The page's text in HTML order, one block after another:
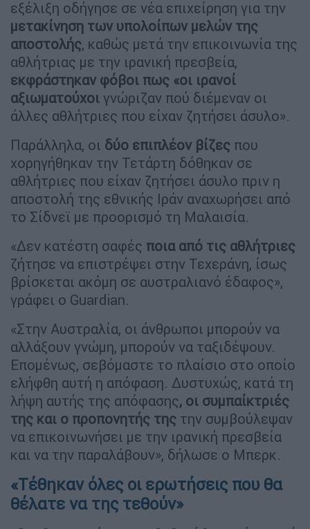
εξέλιξη οδήγησε σε νέα επιχείρηση για την
μετακίνηση των υπολοίπων μελών της
αποστολής, καθώς μετά την επικοινωνία της
αθλήτριας με την ιρανική πρεσβεία,
εκφράστηκαν φόβοι πως «οι ιρανοί
αξιωματούχοι γνώριζαν πού διέμεναν οι
άλλες αθλήτριες που είχαν ζητήσει άσυλο».
Παράλληλα, οι δύο επιπλέον βίζες που
χορηγήθηκαν την Τετάρτη δόθηκαν σε
αθλήτριες που είχαν ζητήσει άσυλο πριν η
αποστολή της εθνικής Ιράν αναχωρήσει από
το Σίδνεϊ με προορισμό τη Μαλαισία.
«Δεν κατέστη σαφές ποια από τις αθλήτριες
ζήτησε να επιστρέψει στην Τεχεράνη, ίσως
βρίσκεται ακόμη σε αυστραλιανό έδαφος»,
γράφει ο Guardian.
«Στην Αυστραλία, οι άνθρωποι μπορούν να
αλλάξουν γνώμη, μπορούν να ταξιδέψουν.
Επομένως, σεβόμαστε το πλαίσιο στο οποίο
ελήφθη αυτή η απόφαση. Δυστυχώς, κατά τη
λήψη αυτής της απόφασης, οι συμπαίκτριές
της και ο προπονητής της την συμβούλεψαν
να επικοινωνήσει με την ιρανική πρεσβεία
και να την παραλάβουν», δήλωσε ο Μπερκ.
«Τέθηκαν όλες οι ερωτήσεις που θα
θέλατε να της τεθούν»